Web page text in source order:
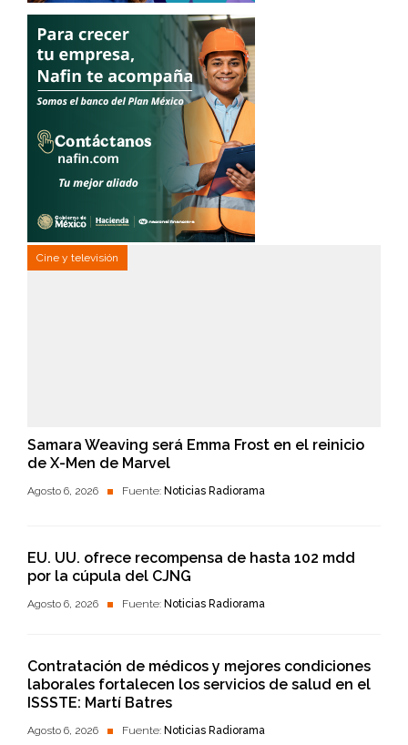
Cine y televisión
Samara Weaving será Emma Frost en el reinicio
de X-Men de Marvel
Agosto 6, 2026 Fuente: Noticias Radiorama
EU. UU. ofrece recompensa de hasta 102 mdd
por la cúpula del CJNG
Agosto 6, 2026 Fuente: Noticias Radiorama
Contratación de médicos y mejores condiciones
laborales fortalecen los servicios de salud en el
ISSSTE: Martí Batres
Agosto 6, 2026 Fuente: Noticias Radiorama